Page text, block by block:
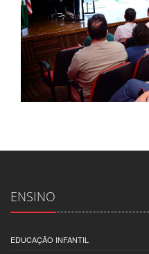
ENSINO
EDUCAÇÃO INFANTIL